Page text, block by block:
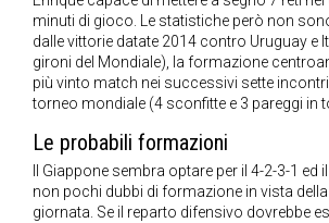
minuti di gioco. Le statistiche però non
dalle vittorie datate 2014 contro Uruguay e
gironi del Mondiale), la formazione
più vinto match nei successivi sette
torneo mondiale (4 sconfitte e 3 pareggi in
Le probabili formazioni
Il Giappone sembra optare per il 4-2-3-1 ed
non pochi dubbi di formazione in vista
giornata. Se il reparto difensivo dovrebbe